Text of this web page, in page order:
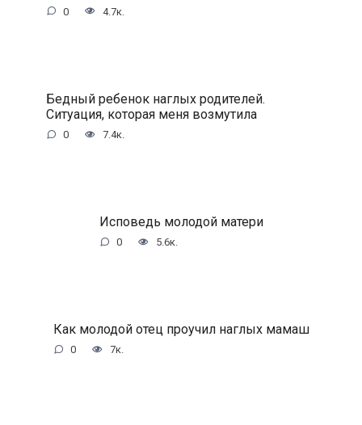
0 4.7к.
Бедный ребенок наглых родителей.
Ситуация, которая меня возмутила
0 7.4к.
Исповедь молодой матери
0 5.6к.
Как молодой отец проучил наглых мамаш
0 7к.